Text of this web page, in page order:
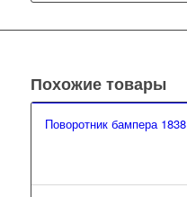
Похожие товары
Поворотник бампера 1838